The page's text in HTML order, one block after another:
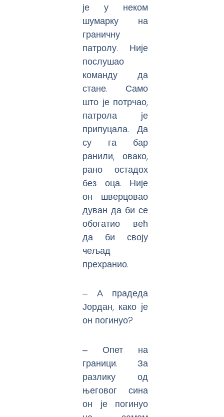
је у неком
шумарку на
граничну
патролу. Није
послушао
команду да
стане. Само
што је потрчао,
патрола је
припуцала. Да
су га бар
ранили, овако,
рано остадох
без оца. Није
он шверцовао
дуван да би се
обогатио већ
да би своју
чељад
прехранио.
‒ А прадеда
Јордан, како је
он погинуо?
‒ Опет на
граници. За
разлику од
његовог сина
он је погинуо